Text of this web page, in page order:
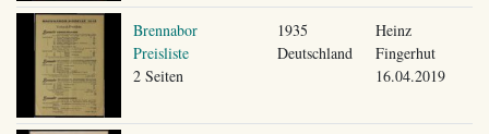
Brennabor
Preisliste
2 Seiten
1935
Deutschland
Heinz
Fingerhut
16.04.2019